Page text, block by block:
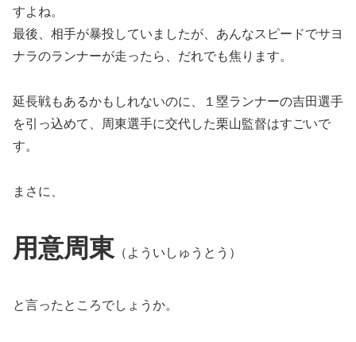
すよね。
最後、相手が暴投していましたが、あんなスピードでサヨ
ナラのランナーが走ったら、だれでも焦ります。
延長戦もあるかもしれないのに、１塁ランナーの吉田選手
を引っ込めて、周東選手に交代した栗山監督はすごいで
す。
まさに、
用意周東 （よういしゅうとう）
と言ったところでしょうか。